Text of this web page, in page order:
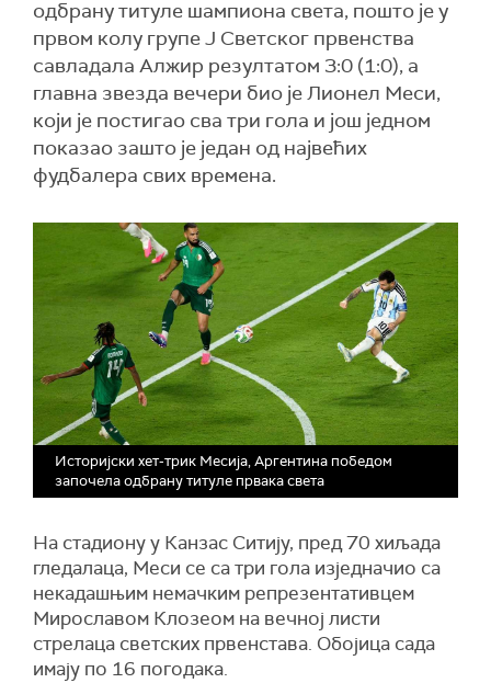
одбрану титуле шампиона света, пошто је у
првом колу групе Ј Светског првенства
савладала Алжир резултатом 3:0 (1:0), а
главна звезда вечери био је Лионел Меси,
који је постигао сва три гола и још једном
показао зашто је један од највећих
фудбалера свих времена.
Историјски хет-трик Месија, Аргентина победом
започела одбрану титуле првака света
На стадиону у Канзас Ситију, пред 70 хиљада
гледалаца, Меси се са три гола изједначио са
некадашњим немачким репрезентативцем
Мирославом Клозеом на вечној листи
стрелаца светских првенстава. Обојица сада
имају по 16 погодака.